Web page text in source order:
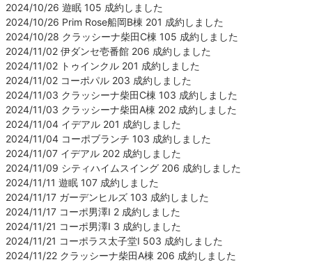
2024/10/26 遊眠 105 成約しました
2024/10/26 Prim Rose船岡B棟 201 成約しました
2024/10/28 クラッシーナ柴田C棟 105 成約しました
2024/11/02 伊ダンセ壱番館 206 成約しました
2024/11/02 トゥインクル 201 成約しました
2024/11/02 コーポパル 203 成約しました
2024/11/03 クラッシーナ柴田C棟 103 成約しました
2024/11/03 クラッシーナ柴田A棟 202 成約しました
2024/11/04 イデアル 201 成約しました
2024/11/04 コーポブランチ 103 成約しました
2024/11/07 イデアル 202 成約しました
2024/11/09 シティハイムスイング 206 成約しました
2024/11/11 遊眠 107 成約しました
2024/11/17 ガーデンヒルズ 103 成約しました
2024/11/17 コーポ男澤Ⅰ 2 成約しました
2024/11/21 コーポ男澤Ⅰ 3 成約しました
2024/11/21 コーポラス太子堂Ⅰ 503 成約しました
2024/11/22 クラッシーナ柴田A棟 206 成約しました